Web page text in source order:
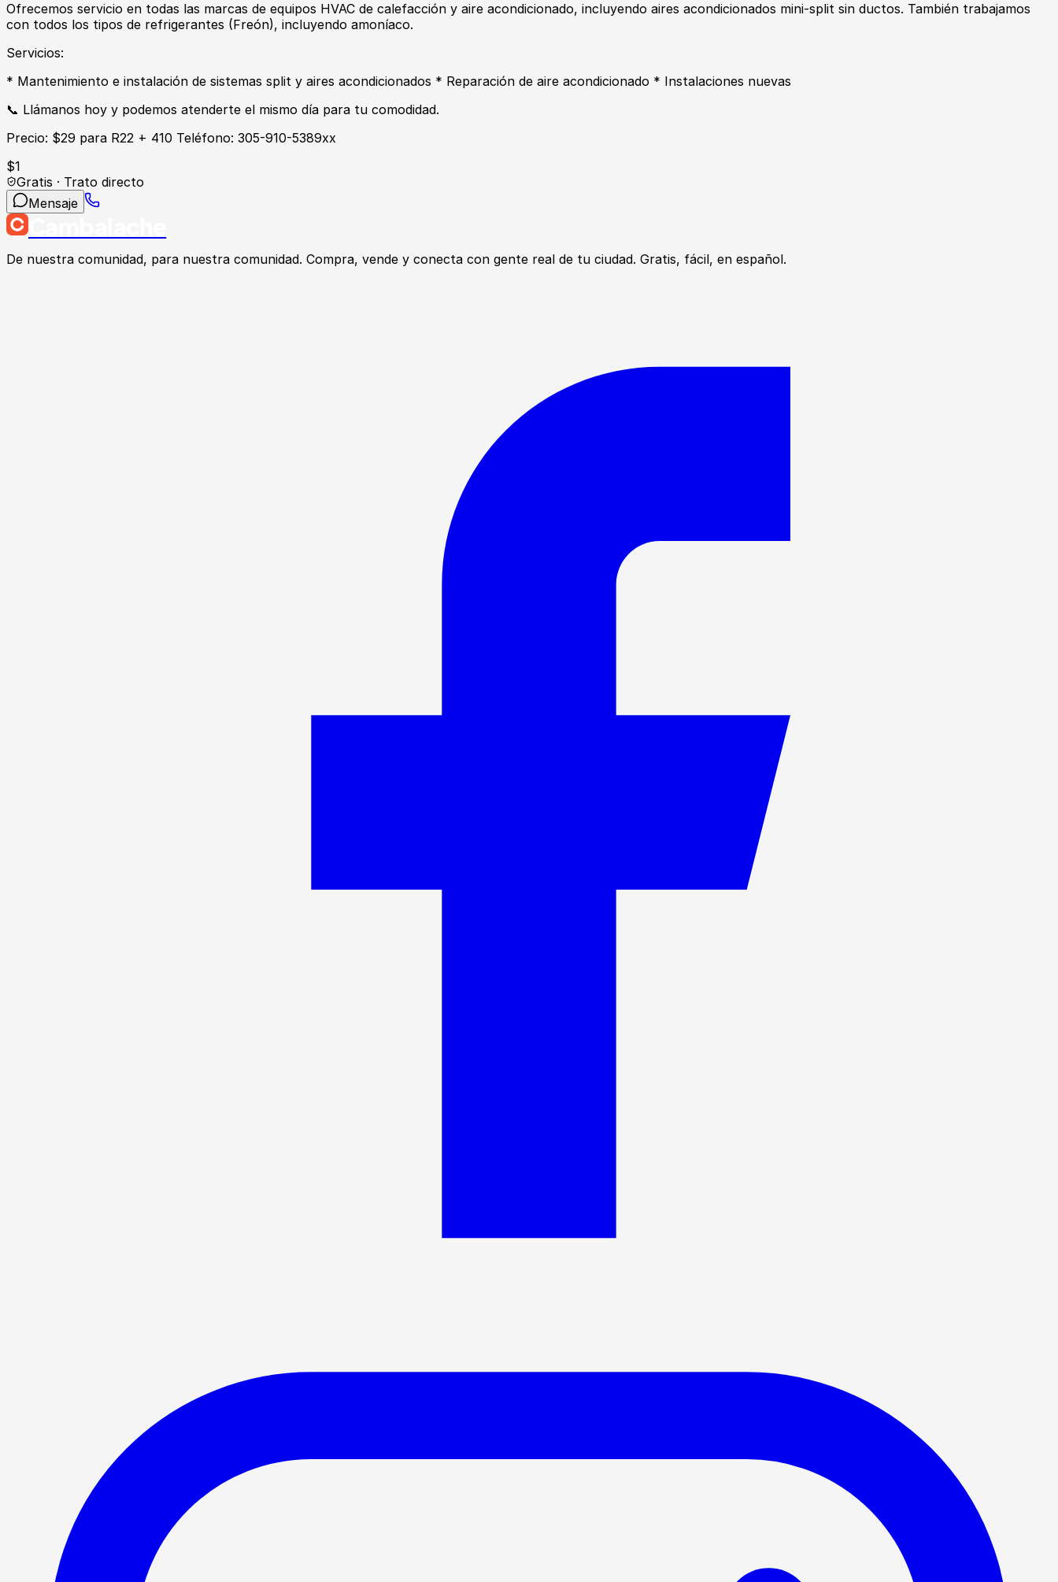
Ofrecemos servicio en todas las marcas de equipos HVAC de calefacción y aire acondicionado, incluyendo aires acondicionados mini-split sin ductos. También trabajamos
con todos los tipos de refrigerantes (Freón), incluyendo amoníaco.
Servicios:
* Mantenimiento e instalación de sistemas split y aires acondicionados * Reparación de aire acondicionado * Instalaciones nuevas
📞 Llámanos hoy y podemos atenderte el mismo día para tu comodidad.
Precio: $29 para R22 + 410 Teléfono: 305-910-5389xx
$1
Gratis · Trato directo
Mensaje
De nuestra comunidad, para nuestra comunidad. Compra, vende y conecta con gente real de tu ciudad. Gratis, fácil, en español.